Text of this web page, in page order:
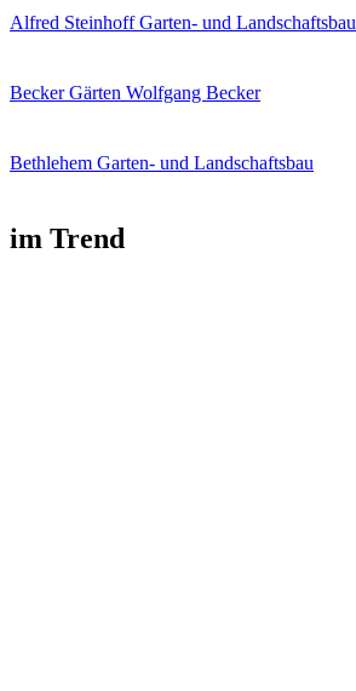
Alfred Steinhoff Garten- und Landschaftsbau
Becker Gärten Wolfgang Becker
Bethlehem Garten- und Landschaftsbau
im Trend